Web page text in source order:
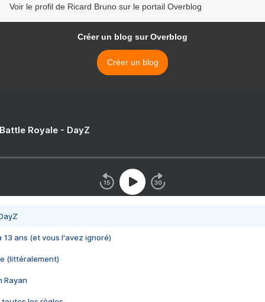
Voir le profil de Ricard Bruno sur le portail Overblog
Créer un blog sur Overblog
Créer un blog
Royale - DayZ
13 ans (et vous l'avez ignoré)
(littéralement)
Rayan